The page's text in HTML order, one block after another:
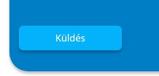
Küldés